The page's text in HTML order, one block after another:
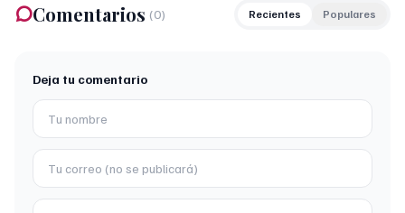
Comentarios (0) Recientes Populares
Deja tu comentario